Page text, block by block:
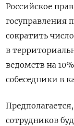
Российское
госуправления
сократить
в
ведомств на
собеседники в
сотрудников